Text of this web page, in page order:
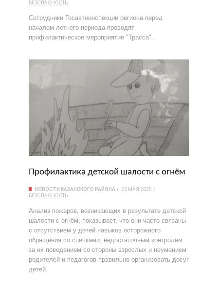
БЕЗОПАСНОСТЬ
Сотрудники Госавтоинспекции региона перед
началом летнего периода проводят
профилактическое мероприятие "Трасса".
Профилактика детской шалости с огнём
НОВОСТИ КАЗАНСКОГО РАЙОНА
22 МАЯ 2025
БЕЗОПАСНОСТЬ
Анализ пожаров, возникающих в результате детской
шалости с огнём, показывает, что они часто связаны
с отсутствием у детей навыков осторожного
обращения со спичками, недостаточным контролем
за их поведением со стороны взрослых и неумением
родителей и педагогов правильно организовать досуг
детей.